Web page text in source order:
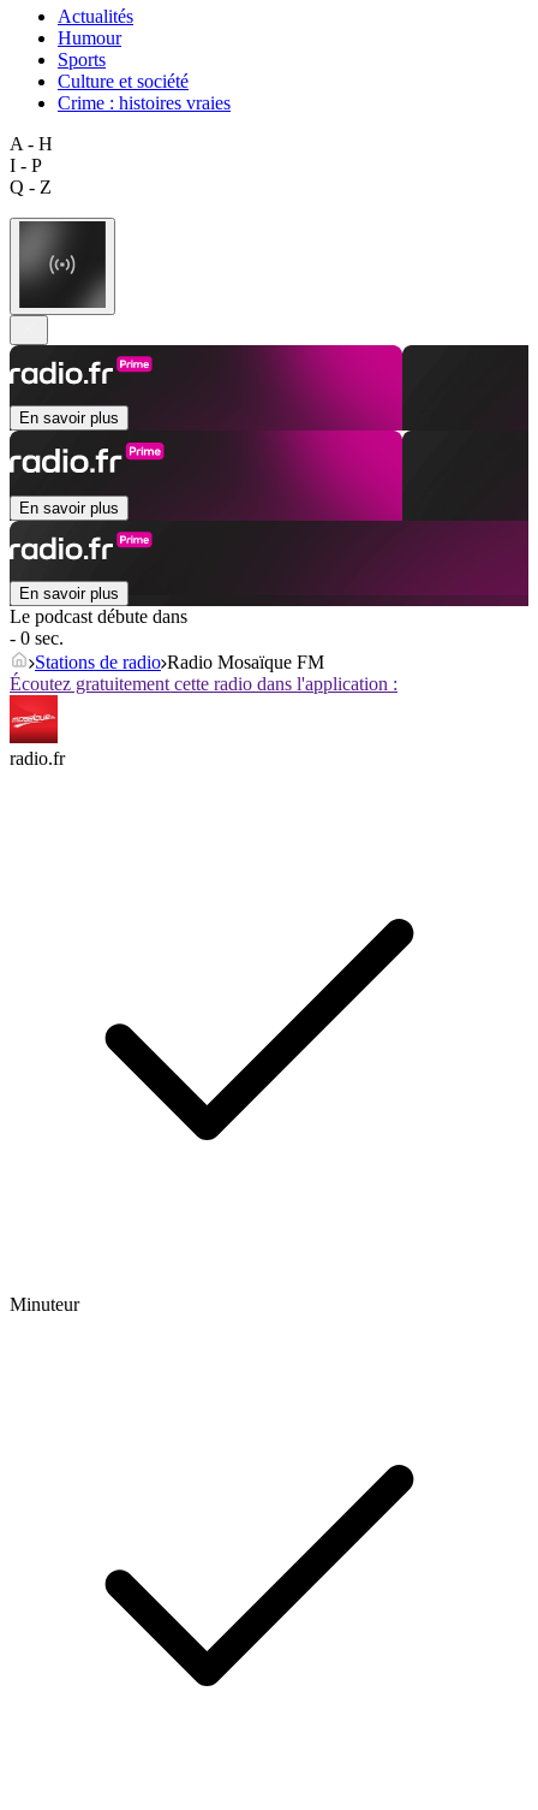
Actualités
Humour
Sports
Culture et société
Crime : histoires vraies
A - H
I - P
Q - Z
En savoir plus
En savoir plus
En savoir plus
Le podcast débute dans
- 0 sec.
Stations de radio Radio Mosaïque FM
Écoutez gratuitement cette radio dans l'application :
radio.fr
Minuteur